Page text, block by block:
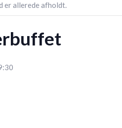
er allerede afholdt.